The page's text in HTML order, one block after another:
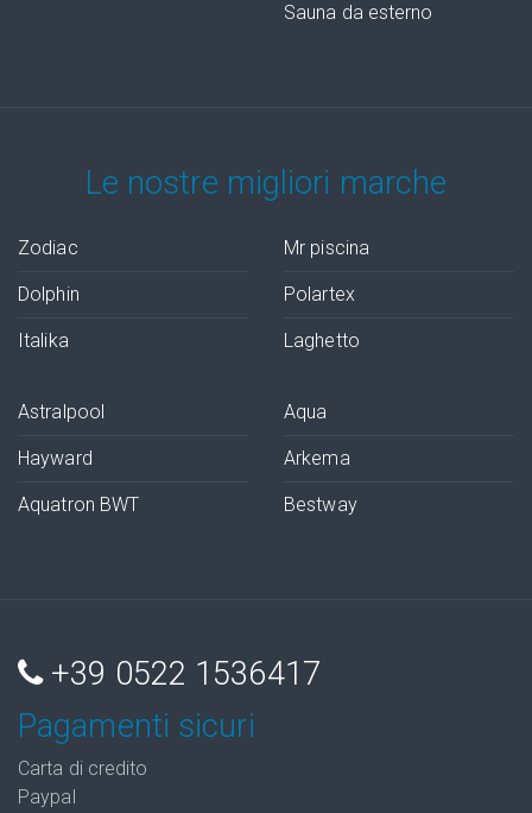
Sauna da esterno
Le nostre migliori marche
Zodiac
Dolphin
Italika
Mr piscina
Polartex
Laghetto
Astralpool
Hayward
Aquatron BWT
Aqua
Arkema
Bestway
+39 0522 1536417
Pagamenti sicuri
Carta di credito
Paypal